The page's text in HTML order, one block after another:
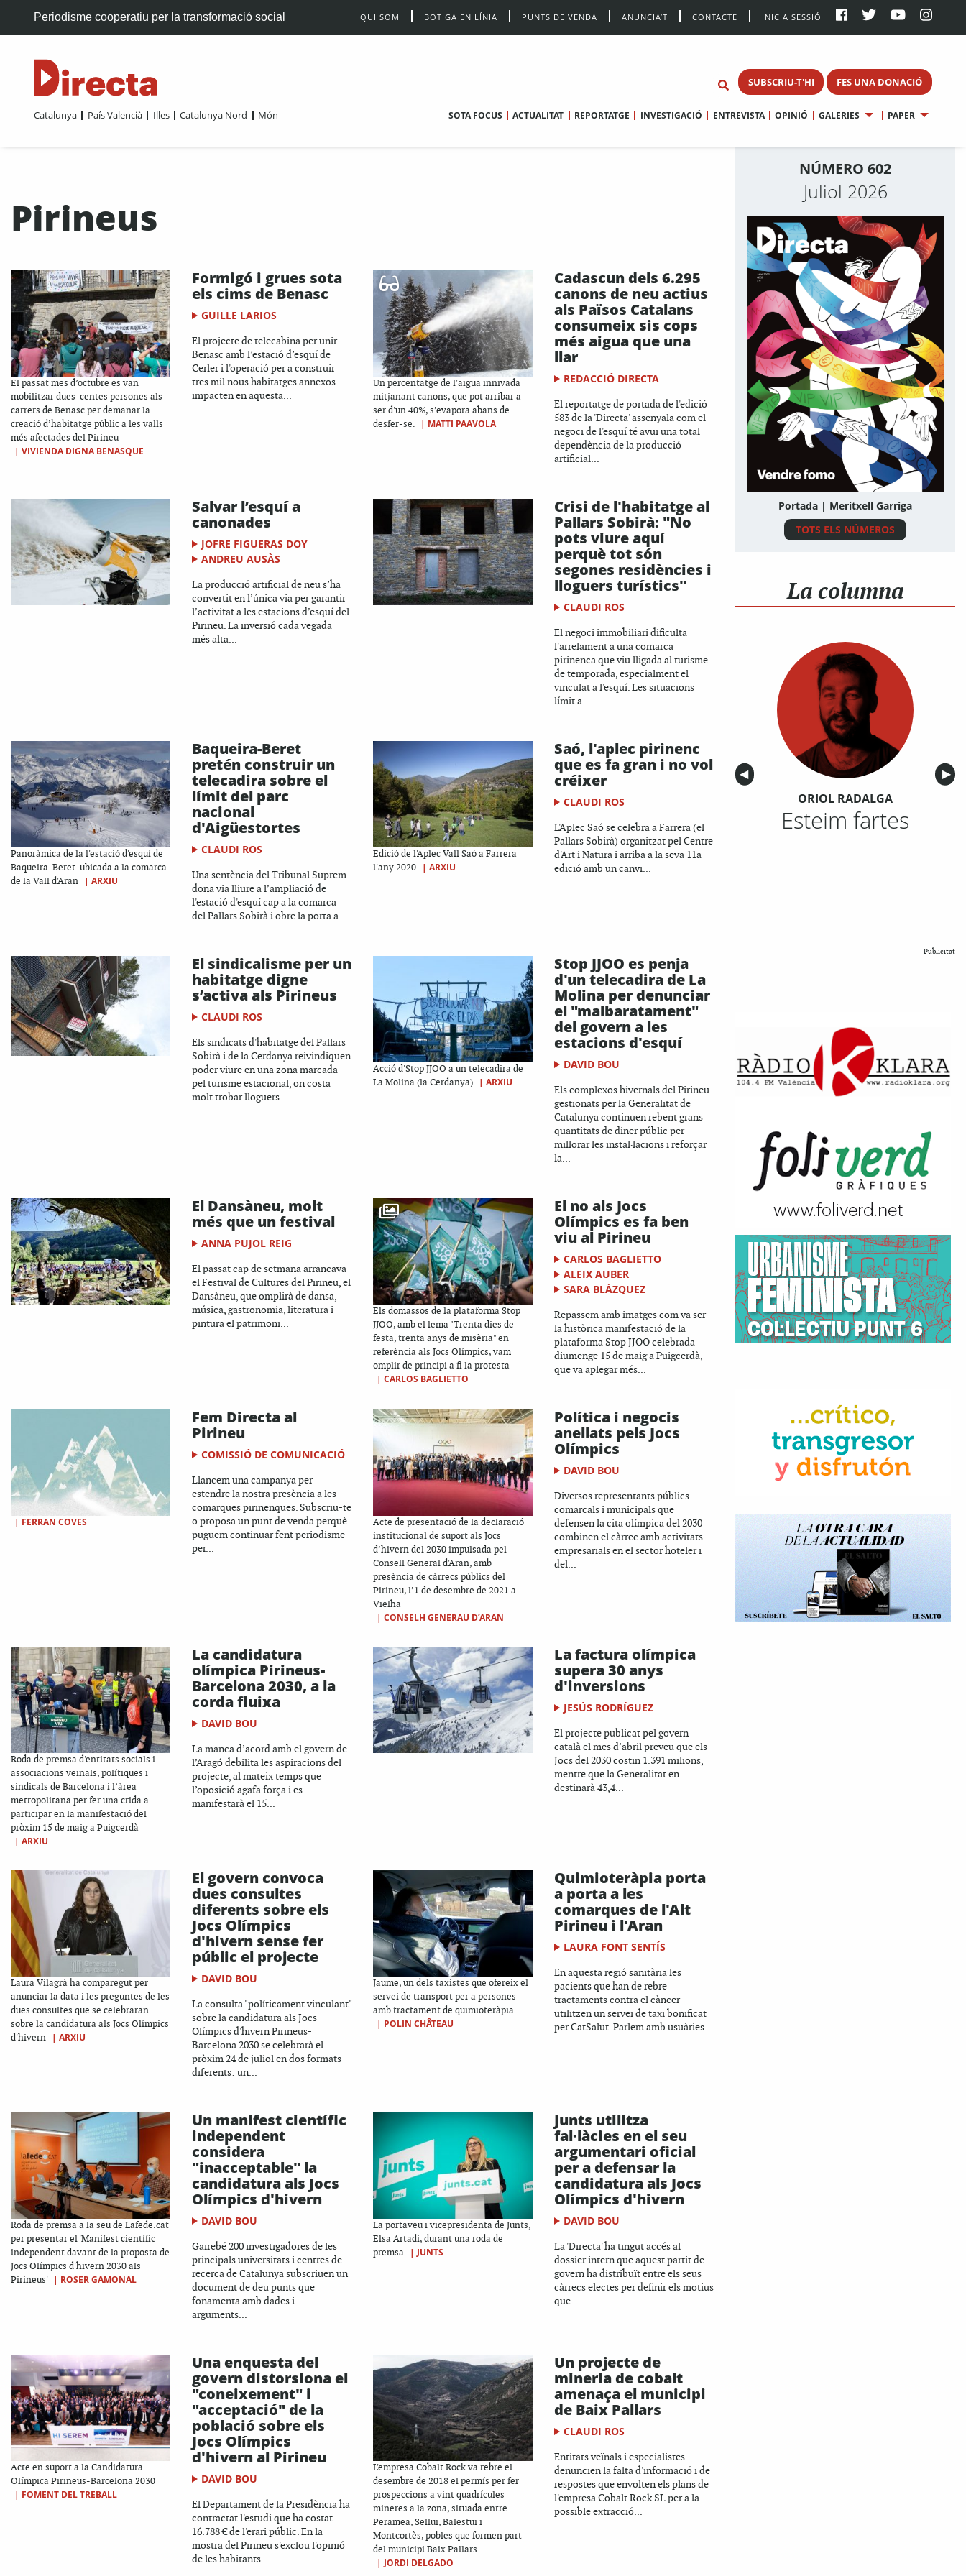
Periodisme cooperatiu per la transformació social QUI SOM BOTIGA EN LÍNIA PUNTS DE VENDA ANUNCIA’T CONTACTE INICIA SESSIÓ
SUBSCRIU-T'HI FES UNA DONACIÓ
Catalunya País Valencià Illes Catalunya Nord Món SOTA FOCUS ACTUALITAT REPORTATGE INVESTIGACIÓ ENTREVISTA OPINIÓ GALERIES PAPER
Pirineus
El passat mes d’octubre es van
mobilitzar dues-centes persones als
carrers de Benasc per demanar la
creació d’habitatge públic a les valls
més afectades del Pirineu
| VIVIENDA DIGNA BENASQUE
Formigó i grues sota
els cims de Benasc
GUILLE LARIOS
El projecte de telecabina per unir
Benasc amb l’estació d’esquí de
Cerler i l'operació per a construir
tres mil nous habitatges annexos
impacten en aquesta...
Un percentatge de l'aigua innivada
mitjanant canons, que pot arribar a
ser d'un 40%, s’evapora abans de
desfer-se.
| MATTI PAAVOLA
Cadascun dels 6.295
canons de neu actius
als Països Catalans
consumeix sis cops
més aigua que una
llar
REDACCIÓ DIRECTA
El reportatge de portada de l'edició
583 de la 'Directa' assenyala com el
negoci de l'esquí té avui una total
dependència de la producció
artificial...
Salvar l’esquí a
canonades
JOFRE FIGUERAS DOY
ANDREU AUSÀS
La producció artificial de neu s’ha
convertit en l’única via per garantir
l’activitat a les estacions d’esquí del
Pirineu. La inversió cada vegada
més alta...
Crisi de l'habitatge al
Pallars Sobirà: "No
pots viure aquí
perquè tot són
segones residències i
lloguers turístics"
CLAUDI ROS
El negoci immobiliari dificulta
l'arrelament a una comarca
pirinenca que viu lligada al turisme
de temporada, especialment el
vinculat a l'esquí. Les situacions
límit a...
Panoràmica de la l'estació d'esquí de
Baqueira-Beret. ubicada a la comarca
de la Vall d'Aran
| ARXIU
Baqueira-Beret
pretén construir un
telecadira sobre el
límit del parc
nacional
d'Aigüestortes
CLAUDI ROS
Una sentència del Tribunal Suprem
dona via lliure a l’ampliació de
l'estació d'esquí cap a la comarca
del Pallars Sobirà i obre la porta a...
Edició de l'Aplec Vall Saó a Farrera
l'any 2020
| ARXIU
Saó, l'aplec pirinenc
que es fa gran i no vol
créixer
CLAUDI ROS
L'Aplec Saó se celebra a Farrera (el
Pallars Sobirà) organitzat pel Centre
d'Art i Natura i arriba a la seva 11a
edició amb un canvi...
El sindicalisme per un
habitatge digne
s’activa als Pirineus
CLAUDI ROS
Els sindicats d'habitatge del Pallars
Sobirà i de la Cerdanya reivindiquen
poder viure en una zona marcada
pel turisme estacional, on costa
molt trobar lloguers...
Acció d'Stop JJOO a un telecadira de
La Molina (la Cerdanya)
| ARXIU
Stop JJOO es penja
d'un telecadira de La
Molina per denunciar
el "malbaratament"
del govern a les
estacions d'esquí
DAVID BOU
Els complexos hivernals del Pirineu
gestionats per la Generalitat de
Catalunya continuen rebent grans
quantitats de diner públic per
millorar les instal·lacions i reforçar
la...
El Dansàneu, molt
més que un festival
ANNA PUJOL REIG
El passat cap de setmana arrancava
el Festival de Cultures del Pirineu, el
Dansàneu, que omplirà de dansa,
música, gastronomia, literatura i
pintura el patrimoni...
Els domassos de la plataforma Stop
JJOO, amb el lema "Trenta dies de
festa, trenta anys de misèria" en
referència als Jocs Olímpics, vam
omplir de principi a fi la protesta
| CARLOS BAGLIETTO
El no als Jocs
Olímpics es fa ben
viu al Pirineu
CARLOS BAGLIETTO
ALEIX AUBER
SARA BLÁZQUEZ
Repassem amb imatges com va ser
la històrica manifestació de la
plataforma Stop JJOO celebrada
diumenge 15 de maig a Puigcerdà,
que va aplegar més...
| FERRAN COVES
Fem Directa al
Pirineu
COMISSIÓ DE COMUNICACIÓ
Llancem una campanya per
estendre la nostra presència a les
comarques pirinenques. Subscriu-te
o proposa un punt de venda perquè
puguem continuar fent periodisme
per...
Acte de presentació de la declaració
institucional de suport als Jocs
d’hivern del 2030 impulsada pel
Consell General d'Aran, amb
presència de càrrecs públics del
Pirineu, l’1 de desembre de 2021 a
Vielha
| CONSELH GENERAU D’ARAN
Política i negocis
anellats pels Jocs
Olímpics
DAVID BOU
Diversos representants públics
comarcals i municipals que
defensen la cita olímpica del 2030
combinen el càrrec amb activitats
empresarials en el sector hoteler i
del...
Roda de premsa d'entitats socials i
associacions veïnals, polítiques i
sindicals de Barcelona i l’àrea
metropolitana per fer una crida a
participar en la manifestació del
pròxim 15 de maig a Puigcerdà
| ARXIU
La candidatura
olímpica Pirineus-
Barcelona 2030, a la
corda fluixa
DAVID BOU
La manca d’acord amb el govern de
l’Aragó debilita les aspiracions del
projecte, al mateix temps que
l’oposició agafa força i es
manifestarà el 15...
La factura olímpica
supera 30 anys
d'inversions
JESÚS RODRÍGUEZ
El projecte publicat pel govern
català el mes d’abril preveu que els
Jocs del 2030 costin 1.391 milions,
mentre que la Generalitat en
destinarà 43,4...
Laura Vilagrà ha comparegut per
anunciar la data i les preguntes de les
dues consultes que se celebraran
sobre la candidatura als Jocs Olímpics
d'hivern
| ARXIU
El govern convoca
dues consultes
diferents sobre els
Jocs Olímpics
d'hivern sense fer
públic el projecte
DAVID BOU
La consulta "políticament vinculant"
sobre la candidatura als Jocs
Olímpics d'hivern Pirineus-
Barcelona 2030 se celebrarà el
pròxim 24 de juliol en dos formats
diferents: un...
Jaume, un dels taxistes que ofereix el
servei de transport per a persones
amb tractament de quimioteràpia
| POLIN CHÂTEAU
Quimioteràpia porta
a porta a les
comarques de l'Alt
Pirineu i l'Aran
LAURA FONT SENTÍS
En aquesta regió sanitària les
pacients que han de rebre
tractaments contra el càncer
utilitzen un servei de taxi bonificat
per CatSalut. Parlem amb usuàries...
Roda de premsa a la seu de Lafede.cat
per presentar el 'Manifest científic
independent davant de la proposta de
Jocs Olímpics d'hivern 2030 als
Pirineus' | ROSER GAMONAL
Un manifest científic
independent
considera
"inacceptable" la
candidatura als Jocs
Olímpics d'hivern
DAVID BOU
Gairebé 200 investigadores de les
principals universitats i centres de
recerca de Catalunya subscriuen un
document de deu punts que
fonamenta amb dades i
arguments...
La portaveu i vicepresidenta de Junts,
Elsa Artadi, durant una roda de
premsa
| JUNTS
Junts utilitza
fal·làcies en el seu
argumentari oficial
per a defensar la
candidatura als Jocs
Olímpics d'hivern
DAVID BOU
La 'Directa' ha tingut accés al
dossier intern que aquest partit de
govern ha distribuït entre els seus
càrrecs electes per definir els motius
que...
Acte en suport a la Candidatura
Olímpica Pirineus-Barcelona 2030
| FOMENT DEL TREBALL
Una enquesta del
govern distorsiona el
"coneixement" i
"acceptació" de la
població sobre els
Jocs Olímpics
d'hivern al Pirineu
DAVID BOU
El Departament de la Presidència ha
contractat l'estudi que ha costat
16.788 € de l'erari públic. En la
mostra del Pirineu s'exclou l'opinió
de les habitants...
L'empresa Cobalt Rock va rebre el
desembre de 2018 el permís per fer
prospeccions a vint quadrícules
mineres a la zona, situada entre
Peramea, Sellui, Balestui i
Montcortès, pobles que formen part
del municipi Baix Pallars
| JORDI DELGADO
Un projecte de
mineria de cobalt
amenaça el municipi
de Baix Pallars
CLAUDI ROS
Entitats veïnals i especialistes
denuncien la falta d'informació i de
respostes que envolten els plans de
l'empresa Cobalt Rock SL per a la
possible extracció...
NÚMERO 602
Juliol 2026
Portada | Meritxell Garriga
TOTS ELS NÚMEROS
La columna
Anterior
◀︎ ▶︎
ORIOL RADALGA
Esteim fartes
Publicitat